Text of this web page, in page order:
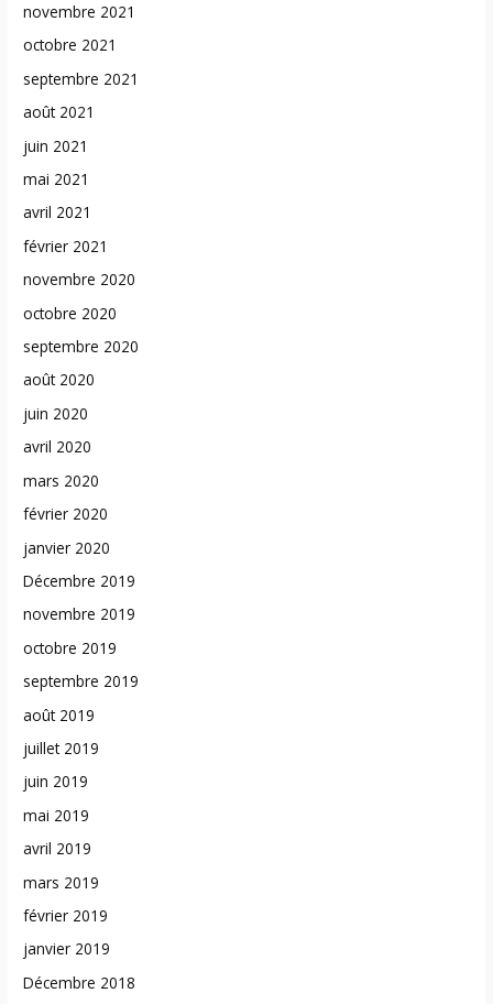
novembre 2021
octobre 2021
septembre 2021
août 2021
juin 2021
mai 2021
avril 2021
février 2021
novembre 2020
octobre 2020
septembre 2020
août 2020
juin 2020
avril 2020
mars 2020
février 2020
janvier 2020
Décembre 2019
novembre 2019
octobre 2019
septembre 2019
août 2019
juillet 2019
juin 2019
mai 2019
avril 2019
mars 2019
février 2019
janvier 2019
Décembre 2018